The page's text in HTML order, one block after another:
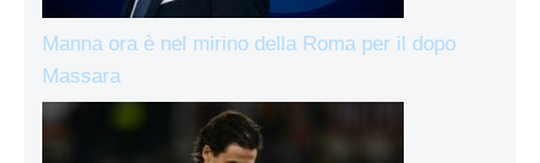
Manna ora è nel mirino della Roma per il dopo
Massara